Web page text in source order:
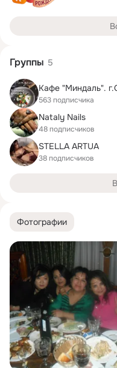
Фотографии
Группы 5
Кафе "Миндаль".
563 подписчика
Nataly Nails
48 подписчиков
STELLA ARTUA
38 подписчиков